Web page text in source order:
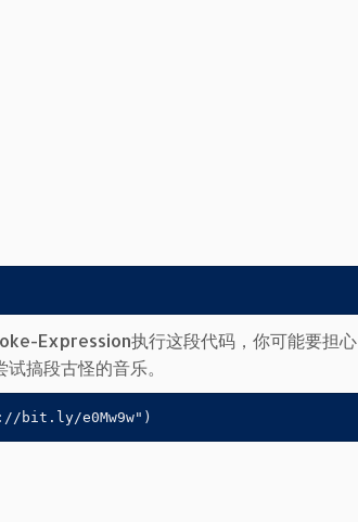
Expression执行这段代码，你可能要担心
搞段古怪的音乐。